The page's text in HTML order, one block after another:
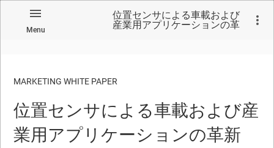
Menu
位置センサによる車載および
産業用アプリケーションの革
No matches found.
MARKETING WHITE PAPER
位置センサによる車載および産
業用アプリケーションの革新